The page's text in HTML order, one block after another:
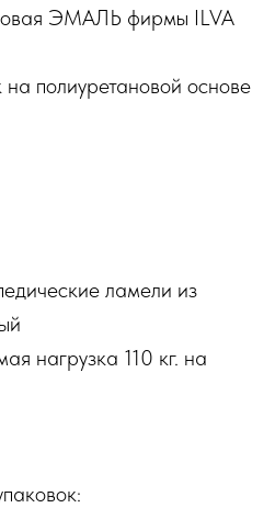
ЭМАЛЬ фирмы ILVA
полиуретановой основе
ламели из
нагрузка 110 кг. на